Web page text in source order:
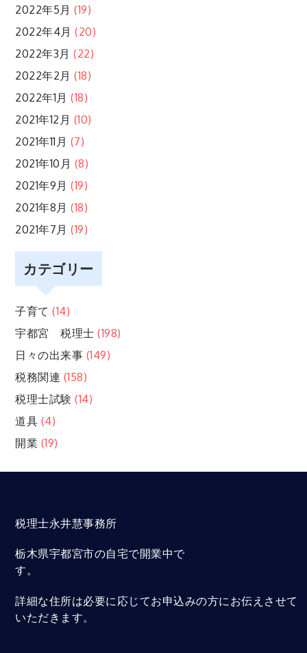
2022年5月 (19)
2022年4月 (20)
2022年3月 (22)
2022年2月 (18)
2022年1月 (18)
2021年12月 (10)
2021年11月 (7)
2021年10月 (8)
2021年9月 (19)
2021年8月 (18)
2021年7月 (19)
カテゴリー
子育て (14)
宇都宮 税理士 (198)
日々の出来事 (149)
税務関連 (158)
税理士試験 (14)
道具 (4)
開業 (19)
税理士永井慧事務所
栃木県宇都宮市の自宅で開業中で
す。
詳細な住所は必要に応じてお申込みの方にお伝えさせて
いただきます。